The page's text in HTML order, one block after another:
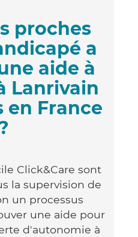
proches
a
aide à
Lanrivain
en France
Click&Care sont
la supervision de
un processus
une aide pour
d'autonomie à